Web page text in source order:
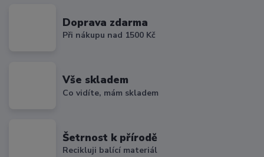
Doprava zdarma
Při nákupu nad 1500 Kč
Vše skladem
Co vidíte, mám skladem
Šetrnost k přírodě
Recikluji balící materiál